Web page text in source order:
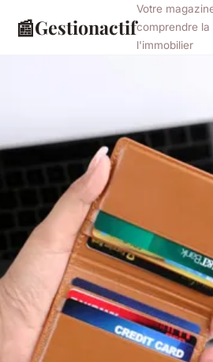
📰Gestionactif
Votre
comprendre
l'immobilier